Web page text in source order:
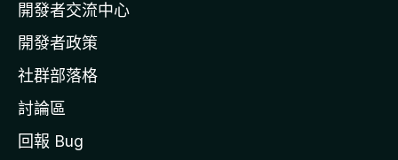
官
網
開發者交流中心
開發者政策
社群部落格
討論區
回報 Bug